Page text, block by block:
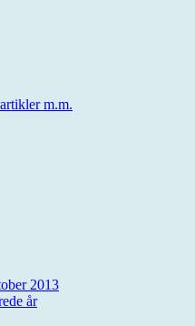
m.m.
2013
år